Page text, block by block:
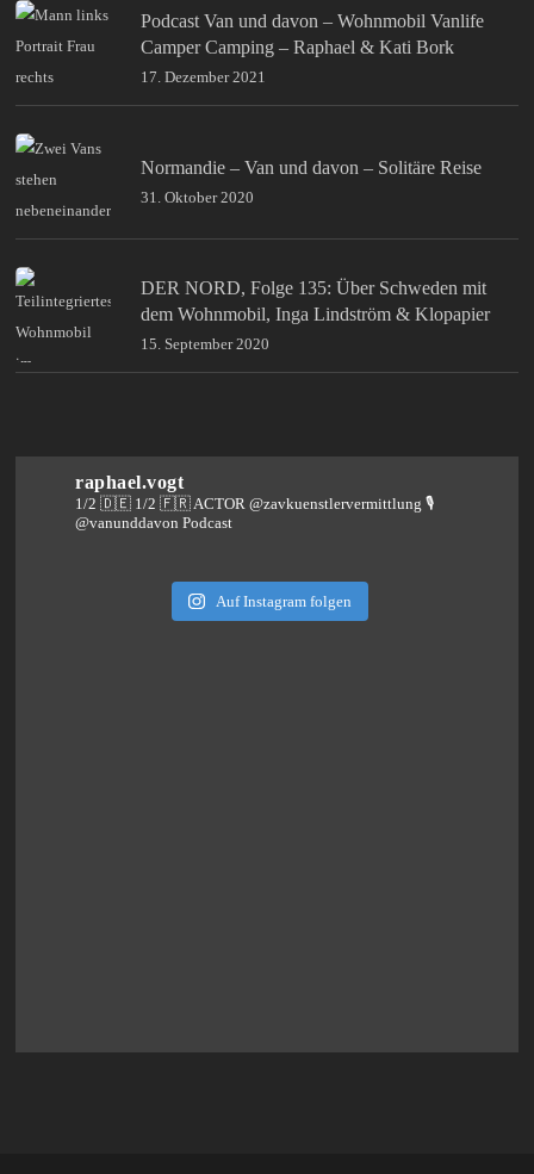
Podcast Van und davon – Wohnmobil Vanlife
Camper Camping – Raphael & Kati Bork
17. Dezember 2021
Normandie – Van und davon – Solitäre Reise
31. Oktober 2020
DER NORD, Folge 135: Über Schweden mit
dem Wohnmobil, Inga Lindström & Klopapier
15. September 2020
raphael.vogt
1/2 🇩🇪 1/2 🇫🇷 ACTOR @zavkuenstlervermittlung🎙️
@vanunddavon Podcast
Auf Instagram folgen